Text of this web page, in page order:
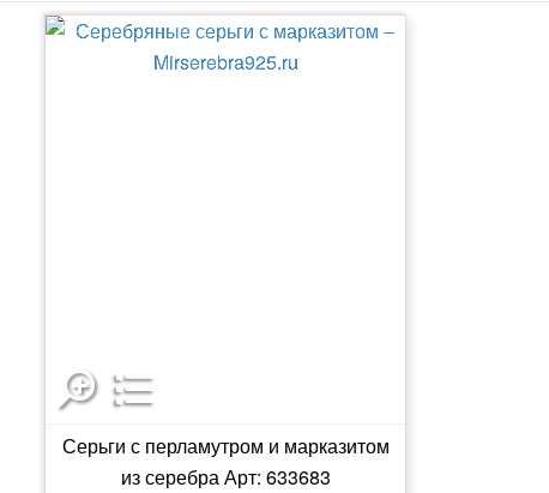
Серьги с перламутром и марказитом
из серебра Арт: 633683